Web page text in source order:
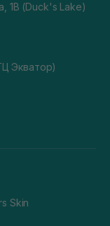
1В (Duck's Lake)
Экватор)
Skin